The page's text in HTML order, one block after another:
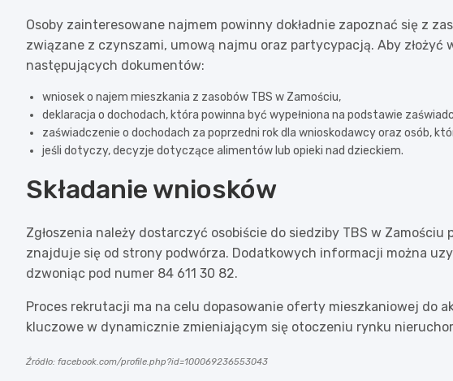
Osoby zainteresowane najmem powinny dokładnie zapoznać się z
związane z czynszami, umową najmu oraz partycypacją. Aby
następujących dokumentów:
wniosek o najem mieszkania z zasobów TBS w Zamościu,
deklaracja o dochodach, która powinna być wypełniona na podstawie
zaświadczenie o dochodach za poprzedni rok dla wnioskodawcy oraz osób,
jeśli dotyczy, decyzje dotyczące alimentów lub opieki nad dzieckiem.
Składanie wniosków
Zgłoszenia należy dostarczyć osobiście do siedziby TBS w Zamościu
znajduje się od strony podwórza. Dodatkowych informacji można
dzwoniąc pod numer 84 611 30 82.
Proces rekrutacji ma na celu dopasowanie oferty mieszkaniowej do
kluczowe w dynamicznie zmieniającym się otoczeniu rynku
Źródło: facebook.com/profile.php?id=100069236553043